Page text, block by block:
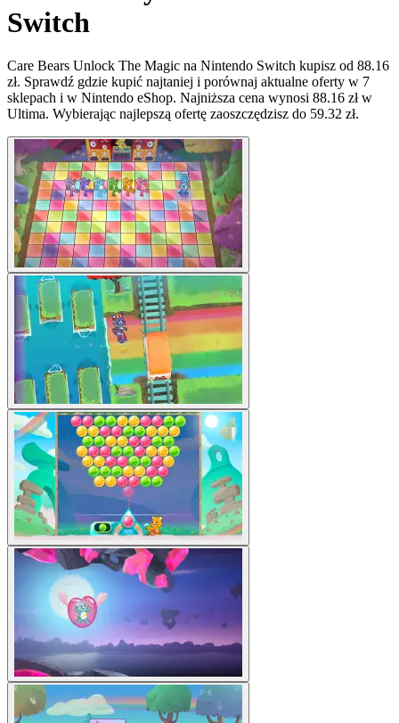
Switch
Care Bears Unlock The Magic na Nintendo Switch kupisz od 88.16
zł. Sprawdź gdzie kupić najtaniej i porównaj aktualne oferty w 7
sklepach i w Nintendo eShop. Najniższa cena wynosi 88.16 zł w
Ultima. Wybierając najlepszą ofertę zaoszczędzisz do 59.32 zł.